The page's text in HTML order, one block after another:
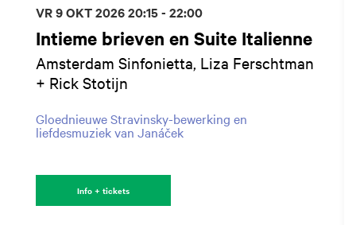
Intieme brieven en Suite Italienne
Amsterdam Sinfonietta, Liza Ferschtman
+ Rick Stotijn
Gloednieuwe Stravinsky-bewerking en
liefdesmuziek van Janáček
VR 9 OKT 202620:15 - 22:00
Info + tickets